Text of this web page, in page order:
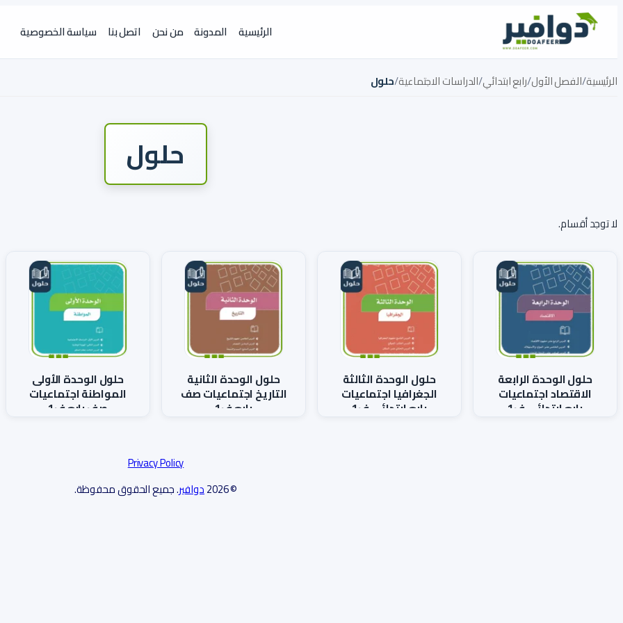
تخطي إلى المحتوى
الرئيسية
المدونة من نحن اتصل بنا سياسة الخصوصية
الرئيسية/الفصل الأول/رابع ابتدائي/الدراسات الاجتماعية/حلول
حلول
لا توجد أقسام.
حلول الوحدة الرابعة
الاقتصاد اجتماعيات
رابع ابتدائي ف1
حلول الوحدة الثالثة
الجغرافيا اجتماعيات
رابع ابتدائي ف1
حلول الوحدة الثانية
التاريخ اجتماعيات صف
رابع ف1
حلول الوحدة الأولى
المواطنة اجتماعيات
صف رابع ف1
Privacy Policy
©
2026دوافير. جميع الحقوق محفوظة.